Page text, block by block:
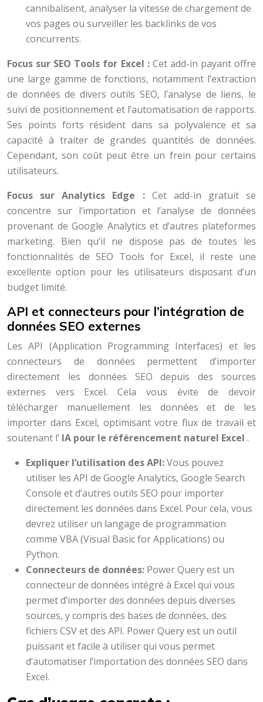
cannibalisent, analyser la vitesse de chargement de
vos pages ou surveiller les backlinks de vos
concurrents.
Focus sur SEO Tools for Excel : Cet add-in payant offre
une large gamme de fonctions, notamment l’extraction
de données de divers outils SEO, l’analyse de liens, le
suivi de positionnement et l’automatisation de rapports.
Ses points forts résident dans sa polyvalence et sa
capacité à traiter de grandes quantités de données.
Cependant, son coût peut être un frein pour certains
utilisateurs.
Focus sur Analytics Edge : Cet add-in gratuit se
concentre sur l’importation et l’analyse de données
provenant de Google Analytics et d’autres plateformes
marketing. Bien qu’il ne dispose pas de toutes les
fonctionnalités de SEO Tools for Excel, il reste une
excellente option pour les utilisateurs disposant d’un
budget limité.
API et connecteurs pour l’intégration de
données SEO externes
Les API (Application Programming Interfaces) et les
connecteurs de données permettent d’importer
directement les données SEO depuis des sources
externes vers Excel. Cela vous évite de devoir
télécharger manuellement les données et de les
importer dans Excel, optimisant votre flux de travail et
soutenant l’ IA pour le référencement naturel Excel .
Expliquer l’utilisation des API:Vous pouvez
utiliser les API de Google Analytics, Google Search
Console et d’autres outils SEO pour importer
directement les données dans Excel. Pour cela, vous
devrez utiliser un langage de programmation
comme VBA (Visual Basic for Applications) ou
Python.
Connecteurs de données: Power Query est un
connecteur de données intégré à Excel qui vous
permet d’importer des données depuis diverses
sources, y compris des bases de données, des
fichiers CSV et des API. Power Query est un outil
puissant et facile à utiliser qui vous permet
d’automatiser l’importation des données SEO dans
Excel.